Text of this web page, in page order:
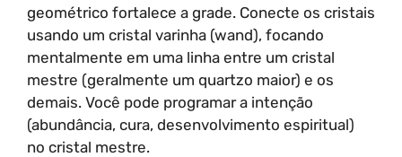
geométrico fortalece a grade. Conecte os cristais
usando um cristal varinha (wand), focando
mentalmente em uma linha entre um cristal
mestre (geralmente um quartzo maior) e os
demais. Você pode programar a intenção
(abundância, cura, desenvolvimento espiritual)
no cristal mestre.